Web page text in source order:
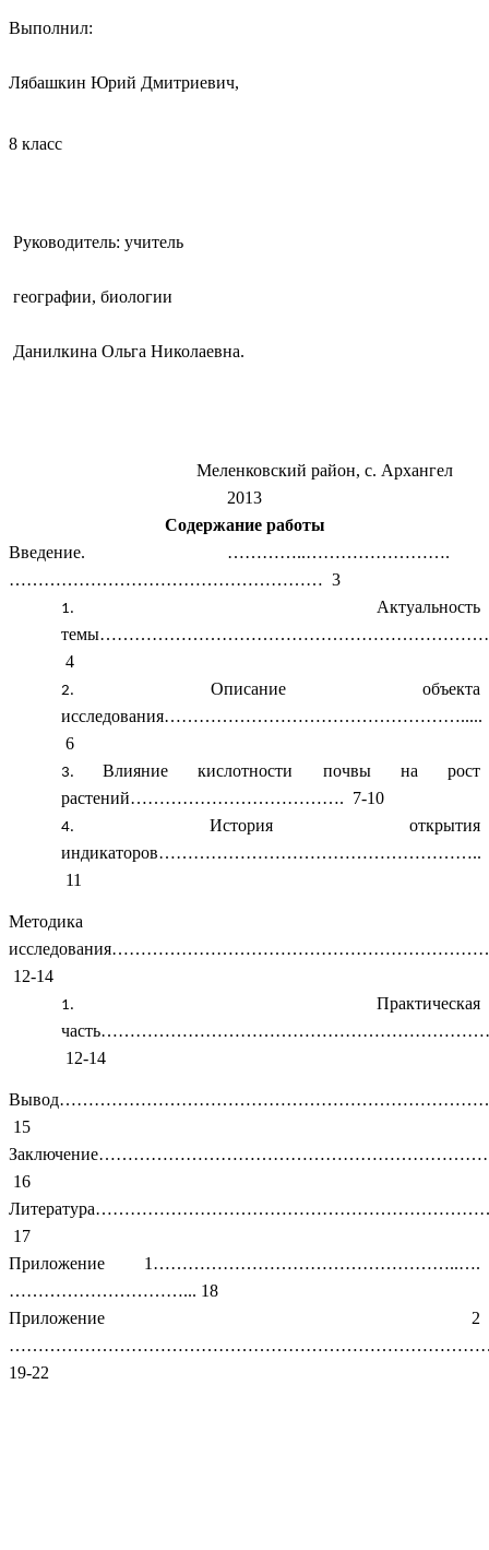
Выполнил:
Лябашкин Юрий Дмитриевич,
8 класс
Руководитель: учитель
географии, биологии
Данилкина Ольга Николаевна.
Меленковский район, с. Архангел
2013
Содержание работы
Введение. …………..…………………….
……………………………………………… 3
Актуальность
4
Описание объекта
исследования…………………………………………….....
6
Влияние кислотности почвы на рост
растений………………………………. 7-10
История открытия
индикаторов………………………………………………..
11
Методика
12-14
Практическая
12-14
15
16
17
Приложение 1……………………………………………..….
…………………………... 18
Приложение 2
19-22